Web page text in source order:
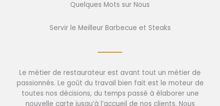
Quelques Mots sur Nous
Servir le Meilleur Barbecue et Steaks
Le métier de restaurateur est avant tout un métier de
passionnés. Le goût du travail bien fait est le moteur de
toutes nos décisions, du temps passé à élaborer une
nouvelle carte jusqu’à l’accueil de nos clients. Nous